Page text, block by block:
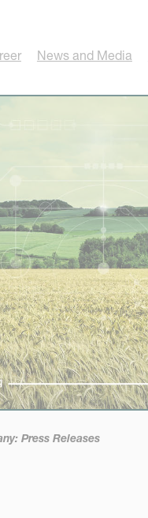
News and Media
Press Releases